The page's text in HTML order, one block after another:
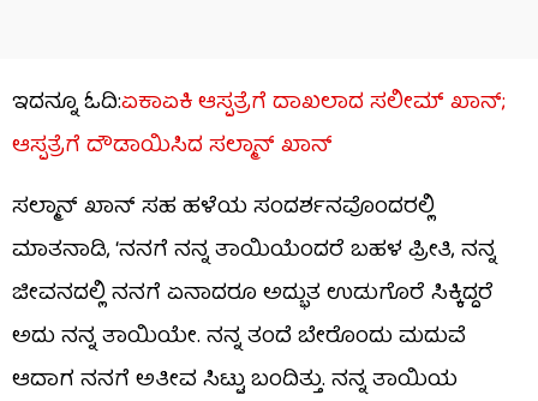
ಇದನ್ನೂ ಓದಿ:ಏಕಾಏಕಿ ಆಸ್ಪತ್ರೆಗೆ ದಾಖಲಾದ ಸಲೀಮ್ ಖಾನ್;
ಆಸ್ಪತ್ರೆಗೆ ದೌಡಾಯಿಸಿದ ಸಲ್ಮಾನ್ ಖಾನ್
ಸಲ್ಮಾನ್ ಖಾನ್ ಸಹ ಹಳೆಯ ಸಂದರ್ಶನವೊಂದರಲ್ಲಿ
ಮಾತನಾಡಿ, ‘ನನಗೆ ನನ್ನ ತಾಯಿಯೆಂದರೆ ಬಹಳ ಪ್ರೀತಿ, ನನ್ನ
ಜೀವನದಲ್ಲಿ ನನಗೆ ಏನಾದರೂ ಅದ್ಭುತ ಉಡುಗೊರೆ ಸಿಕ್ಕಿದ್ದರೆ
ಅದು ನನ್ನ ತಾಯಿಯೇ. ನನ್ನ ತಂದೆ ಬೇರೊಂದು ಮದುವೆ
ಆದಾಗ ನನಗೆ ಅತೀವ ಸಿಟ್ಟು ಬಂದಿತ್ತು. ನನ್ನ ತಾಯಿಯ